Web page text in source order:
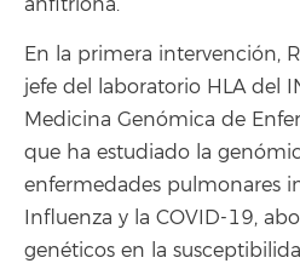
anfitriona.
En la primera intervención,
jefe del laboratorio HLA del
Medicina Genómica de
que ha estudiado la
enfermedades pulmonares
Influenza y la COVID-19,
genéticos en la